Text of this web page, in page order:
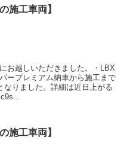
施工車両】
お越しいただきました。・LBX
ープレミアム納車から施工まで
なりました。詳細は近日上がる
施工車両】